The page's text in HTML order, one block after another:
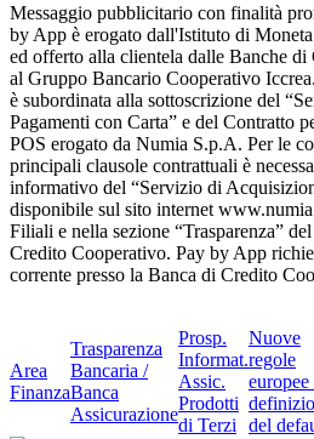
Messaggio pubblicitario con finalità
by App è erogato dall'Istituto di
ed offerto alla clientela dalle Banche
al Gruppo Bancario Cooperativo
è subordinata alla sottoscrizione del
Pagamenti con Carta” e del Contratto
POS erogato da Numia S.p.A. Per le
principali clausole contrattuali è
informativo del “Servizio di
disponibile sul sito internet
Filiali e nella sezione “Trasparenza”
Credito Cooperativo. Pay by App
corrente presso la Banca di Credito
Area
Finanza
Trasparenza
Bancaria /
Banca
Assicurazione
Prosp.
Informat.
Assic.
Prodotti
di Terzi
Nuove
regole
europee
del